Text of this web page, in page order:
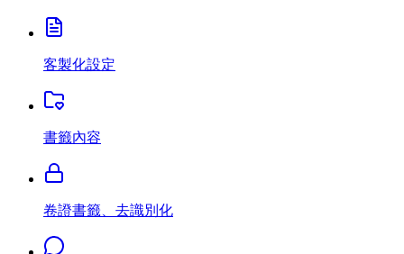
客製化設定
書籤內容
卷證書籤、去識別化